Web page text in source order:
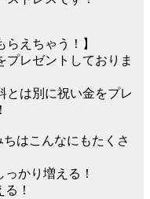
らえちゃう！】
プレゼントしておりま
とは別に祝い金をプレ
はこんなにもたくさ
かり増える！
！